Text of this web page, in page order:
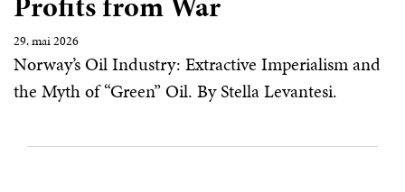
29. mai 2026
Norway’s Oil Industry: Extractive Imperialism and
the Myth of “Green” Oil. By Stella Levantesi.